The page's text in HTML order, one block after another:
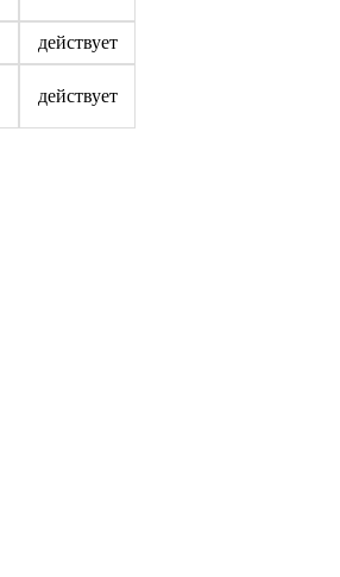
действует
действует